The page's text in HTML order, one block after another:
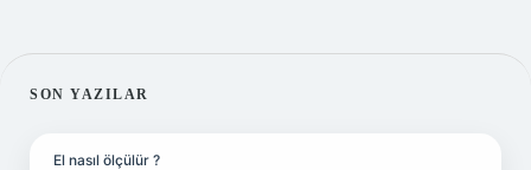
SIDEBAR
SON YAZILAR
El nasıl ölçülür ?